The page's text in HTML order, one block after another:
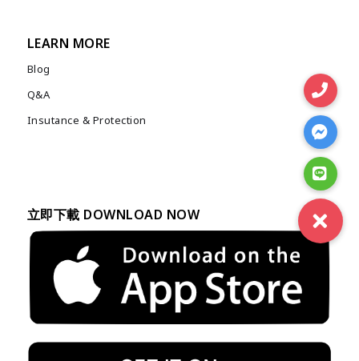
LEARN MORE
Blog
Q&A
Insutance & Protection
立即下載 DOWNLOAD NOW